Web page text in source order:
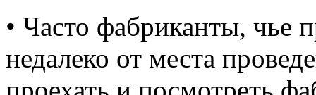
• Часто фабриканты, чье
недалеко от места